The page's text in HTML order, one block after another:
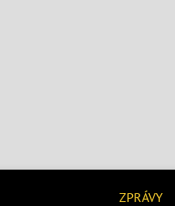
ZPRÁVY